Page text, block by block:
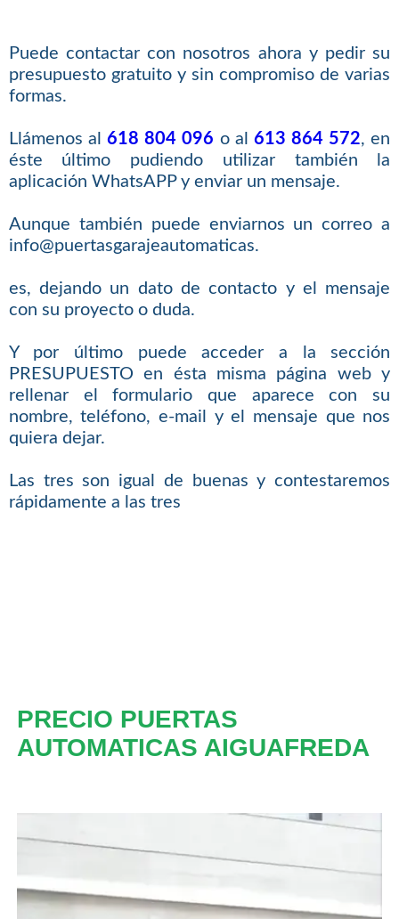
Puede contactar con nosotros ahora y pedir su
presupuesto gratuito y sin compromiso de varias
formas.
Llámenos al618 804 096 o al 613 864 572, en
éste último pudiendo utilizar también la
aplicación WhatsAPP y enviar un mensaje.
Aunque también puede enviarnos un correo a
info@puertasgarajeautomaticas.
es, dejando un dato de contacto y el mensaje
con su proyecto o duda.
Y por último puede acceder a la sección
PRESUPUESTO en ésta misma página web y
rellenar el formulario que aparece con su
nombre, teléfono, e-mail y el mensaje que nos
quiera dejar.
Las tres son igual de buenas y contestaremos
rápidamente a las tres
PRECIO PUERTAS
AUTOMATICAS AIGUAFREDA